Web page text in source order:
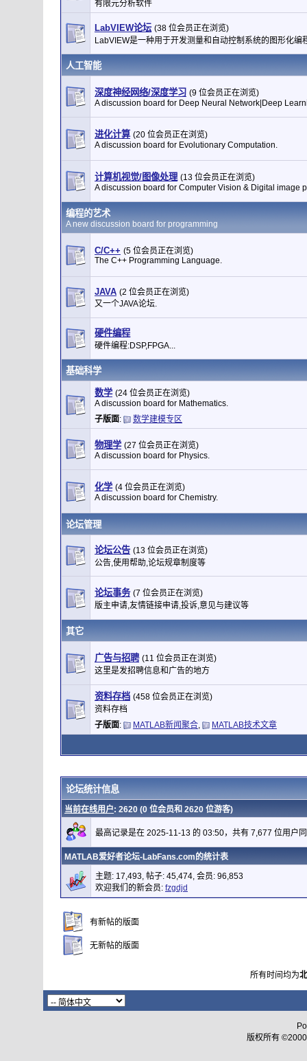
有限元分析软件
LabVIEW论坛 (38 位会员正在浏览)
LabVIEW是一种用于开发测量和自动控制系统的图形化编
人工智能
深度神经网络/深度学习 (9 位会员正在浏览)
A discussion board for Deep Neural Network|Deep
进化计算 (20 位会员正在浏览)
A discussion board for Evolutionary Computation.
计算机视觉/图像处理 (13 位会员正在浏览)
A discussion board for Computer Vision & Digital image
编程的艺术
A new discussion board for programming
C/C++ (5 位会员正在浏览)
The C++ Programming Language.
JAVA (2 位会员正在浏览)
又一个JAVA论坛.
硬件编程
硬件编程:DSP,FPGA...
基础科学
数学 (24 位会员正在浏览)
A discussion board for Mathematics.
子版面: 数学建模专区
物理学 (27 位会员正在浏览)
A discussion board for Physics.
化学 (4 位会员正在浏览)
A discussion board for Chemistry.
论坛管理
论坛公告 (13 位会员正在浏览)
公告,使用帮助,论坛规章制度等
论坛事务 (7 位会员正在浏览)
版主申请,友情链接申请,投诉,意见与建议等
其它
广告与招聘 (11 位会员正在浏览)
这里是发招聘信息和广告的地方
资料存档 (458 位会员正在浏览)
资料存档
子版面: MATLAB新闻聚合, MATLAB技术文章
论坛统计信息
当前在线用户: 2620 (0 位会员和 2620 位游客)
最高记录是在 2025-11-13 的 03:50，共有 7,677 位用户
MATLAB爱好者论坛-LabFans.com的统计表
主题: 17,493, 帖子: 45,474, 会员: 96,853
欢迎我们的新会员: fzgdjd
有新帖的版面
无新帖的版面
所有时间均为
版权所有